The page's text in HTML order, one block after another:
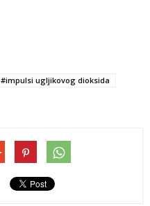
#impulsi ugljikovog dioksida